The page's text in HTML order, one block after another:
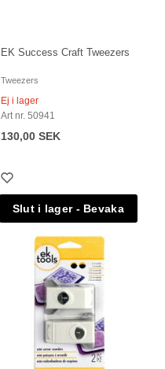
EK Success Craft Tweezers
Tweezers
Ej i lager
Art nr. 50941
130,00 SEK